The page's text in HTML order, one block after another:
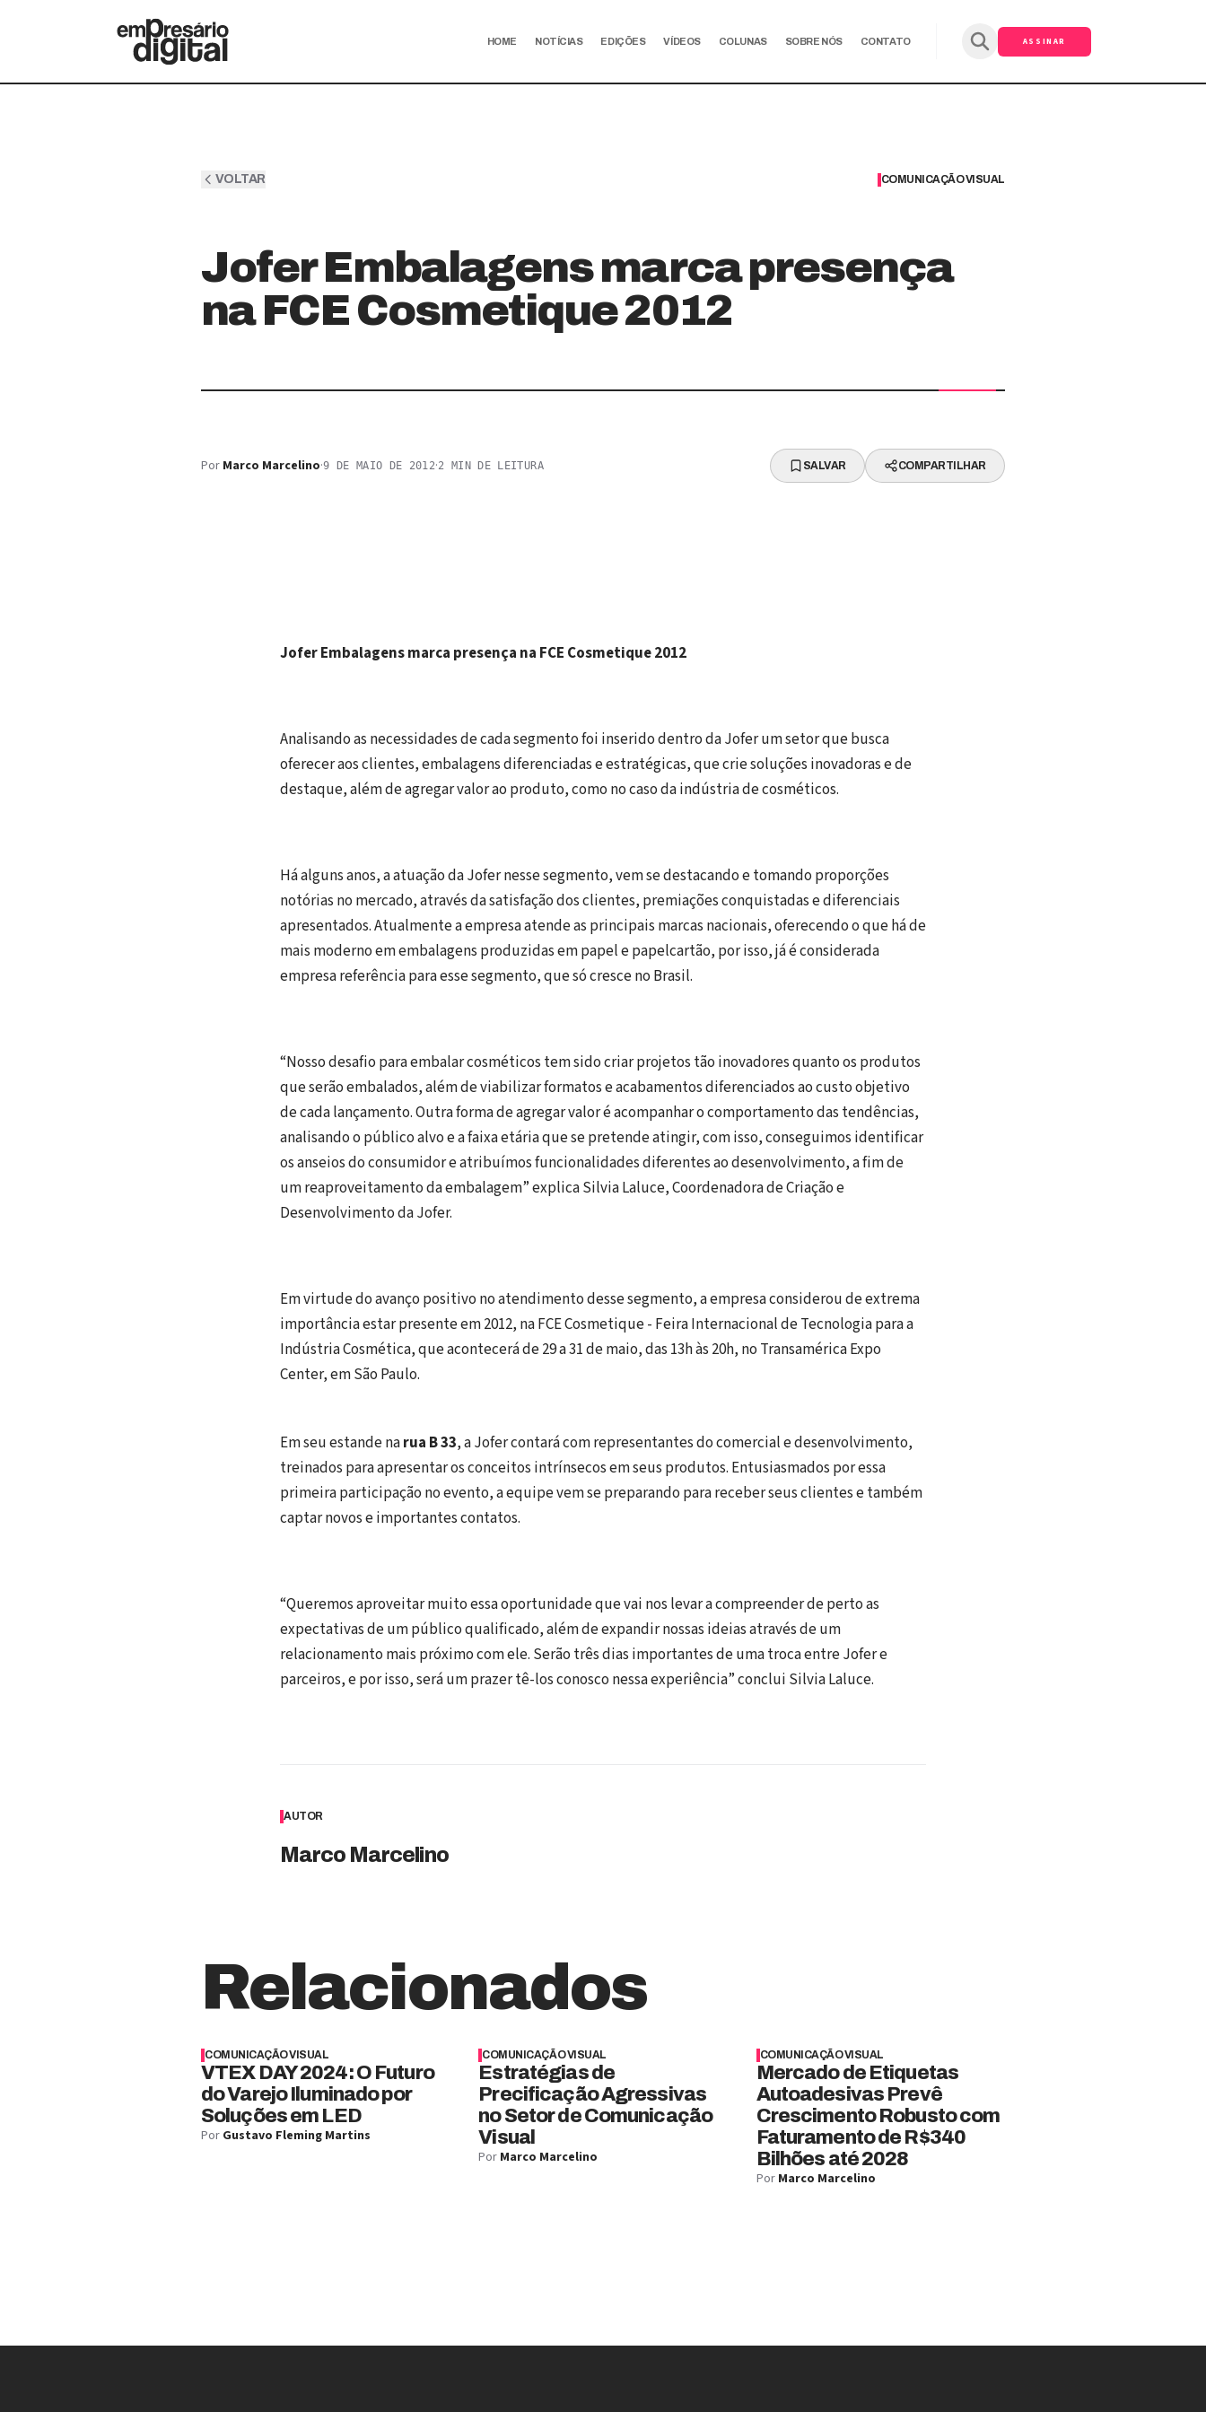
HOME NOTÍCIAS EDIÇÕES VÍDEOS COLUNAS SOBRE NÓS CONTATO ASSINAR
VOLTAR COMUNICAÇÃO VISUAL
Jofer Embalagens marca presença
na FCE Cosmetique 2012
Por Marco Marcelino·9 DE MAIO DE 2012·2 MIN DE LEITURA SALVAR COMPARTILHAR
Jofer Embalagens marca presença na FCE Cosmetique 2012
Analisando as necessidades de cada segmento foi inserido dentro da Jofer um setor que busca
oferecer aos clientes, embalagens diferenciadas e estratégicas, que crie soluções inovadoras e de
destaque, além de agregar valor ao produto, como no caso da indústria de cosméticos.
Há alguns anos, a atuação da Jofer nesse segmento, vem se destacando e tomando proporções
notórias no mercado, através da satisfação dos clientes, premiações conquistadas e diferenciais
apresentados. Atualmente a empresa atende as principais marcas nacionais, oferecendo o que há de
mais moderno em embalagens produzidas em papel e papelcartão, por isso, já é considerada
empresa referência para esse segmento, que só cresce no Brasil.
“Nosso desafio para embalar cosméticos tem sido criar projetos tão inovadores quanto os produtos
que serão embalados, além de viabilizar formatos e acabamentos diferenciados ao custo objetivo
de cada lançamento. Outra forma de agregar valor é acompanhar o comportamento das tendências,
analisando o público alvo e a faixa etária que se pretende atingir, com isso, conseguimos identificar
os anseios do consumidor e atribuímos funcionalidades diferentes ao desenvolvimento, a fim de
um reaproveitamento da embalagem” explica Silvia Laluce, Coordenadora de Criação e
Desenvolvimento da Jofer.
Em virtude do avanço positivo no atendimento desse segmento, a empresa considerou de extrema
importância estar presente em 2012, na FCE Cosmetique - Feira Internacional de Tecnologia para a
Indústria Cosmética, que acontecerá de 29 a 31 de maio, das 13h às 20h, no Transamérica Expo
Center, em São Paulo.
Em seu estande narua B 33, a Jofer contará com representantes do comercial e desenvolvimento,
treinados para apresentar os conceitos intrínsecos em seus produtos. Entusiasmados por essa
primeira participação no evento, a equipe vem se preparando para receber seus clientes e também
captar novos e importantes contatos.
“Queremos aproveitar muito essa oportunidade que vai nos levar a compreender de perto as
expectativas de um público qualificado, além de expandir nossas ideias através de um
relacionamento mais próximo com ele. Serão três dias importantes de uma troca entre Jofer e
parceiros, e por isso, será um prazer tê-los conosco nessa experiência” conclui Silvia Laluce.
AUTOR
Marco Marcelino
Relacionados
COMUNICAÇÃO VISUAL
VTEX DAY 2024: O Futuro
do Varejo Iluminado por
Soluções em LED
Por Gustavo Fleming Martins
COMUNICAÇÃO VISUAL
Estratégias de
Precificação Agressivas
no Setor de Comunicação
Visual
Por Marco Marcelino
COMUNICAÇÃO VISUAL
Mercado de Etiquetas
Autoadesivas Prevê
Crescimento Robusto com
Faturamento de R$340
Bilhões até 2028
Por Marco Marcelino